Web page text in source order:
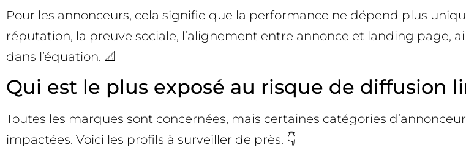
Pour les annonceurs, cela signifie que la performance ne dépend plus
réputation, la preuve sociale, l’alignement entre annonce et landing page,
dans l’équation. 📐
Qui est le plus exposé au risque de diffusion
Toutes les marques sont concernées, mais certaines catégories
impactées. Voici les profils à surveiller de près. 👇